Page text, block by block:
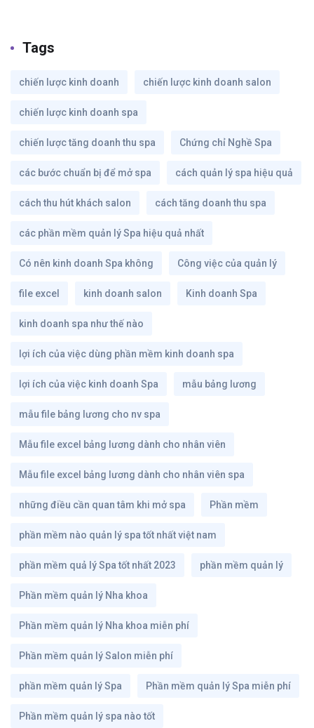
Tags
chiến lược kinh doanh chiến lược kinh doanh salon
chiến lược kinh doanh spa
chiến lược tăng doanh thu spa Chứng chỉ Nghề Spa
các bước chuẩn bị để mở spa cách quản lý spa hiệu quả
cách thu hút khách salon cách tăng doanh thu spa
các phần mềm quản lý Spa hiệu quả nhất
Có nên kinh doanh Spa không Công việc của quản lý
file excel kinh doanh salon Kinh doanh Spa
kinh doanh spa như thế nào
lợi ích của việc dùng phần mềm kinh doanh spa
lợi ích của việc kinh doanh Spa mẫu bảng lương
mẫu file bảng lương cho nv spa
Mẫu file excel bảng lương dành cho nhân viên
Mẫu file excel bảng lương dành cho nhân viên spa
những điều cần quan tâm khi mở spa Phần mềm
phần mềm nào quản lý spa tốt nhất việt nam
phần mềm quả lý Spa tốt nhất 2023 phần mềm quản lý
Phần mềm quản lý Nha khoa
Phần mềm quản lý Nha khoa miễn phí
Phần mềm quản lý Salon miễn phí
phần mềm quản lý Spa Phần mềm quản lý Spa miễn phí
Phần mềm quản lý spa nào tốt